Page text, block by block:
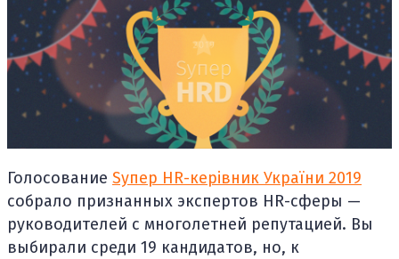
Голосование Sупер HR-керівник України 2019
собрало признанных экспертов HR-сферы —
руководителей с многолетней репутацией. Вы
выбирали среди 19 кандидатов, но, к